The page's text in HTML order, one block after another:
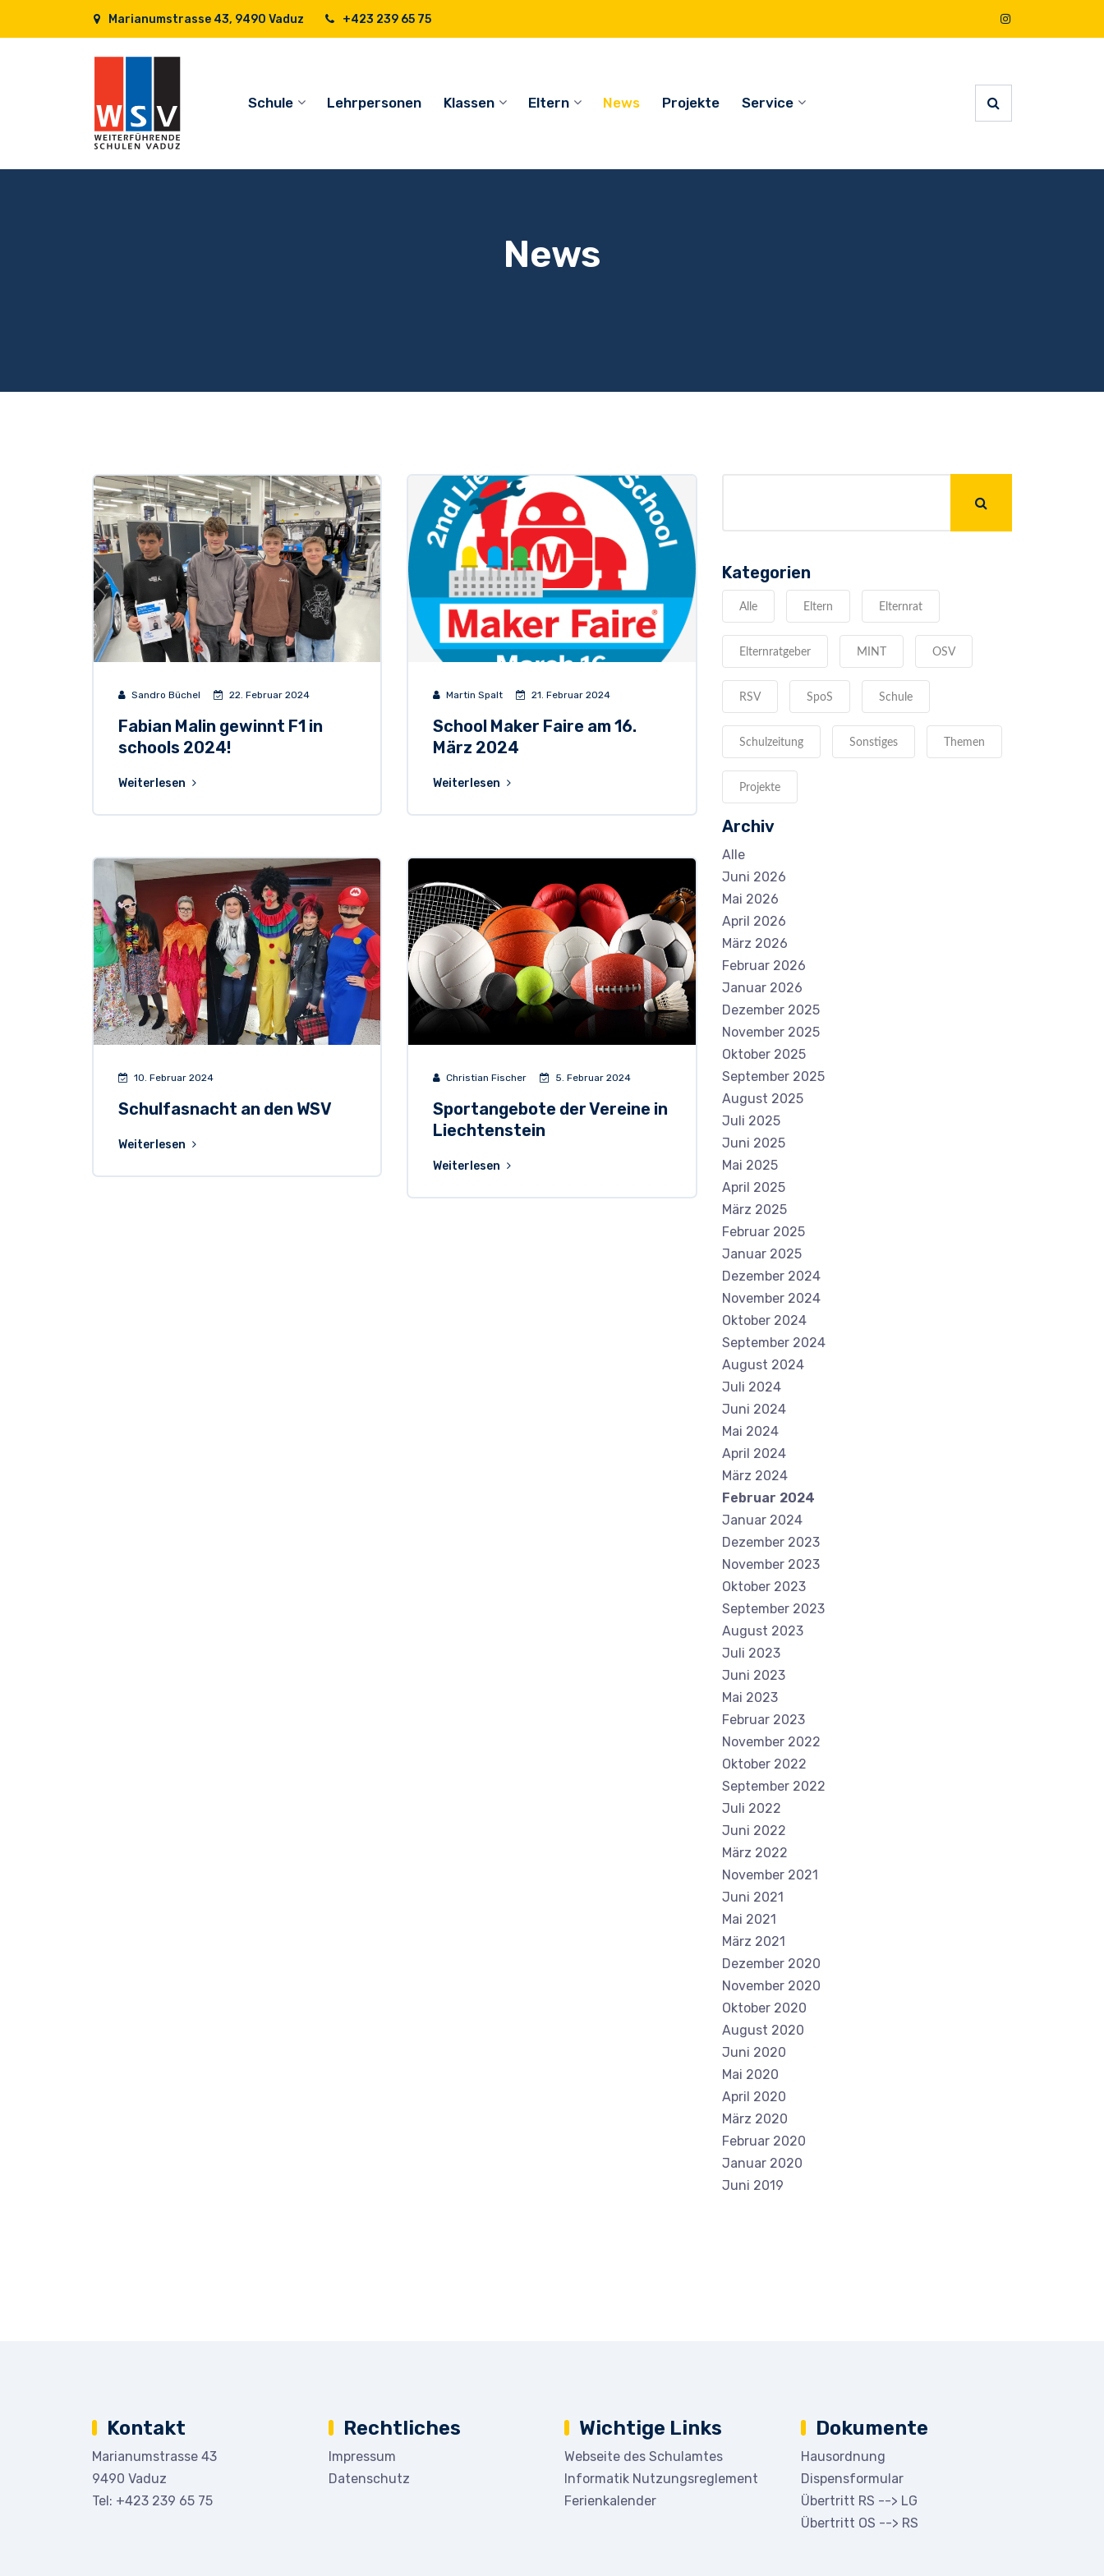
Marianumstrasse 43, 9490 Vaduz +423 239 65 75
Schule Lehrpersonen Klassen Eltern News Projekte Service
News
Sandro Büchel 22. Februar 2024
Fabian Malin gewinnt F1 in
schools 2024!
Weiterlesen
Martin Spalt 21. Februar 2024
School Maker Faire am 16.
März 2024
Weiterlesen
10. Februar 2024
Schulfasnacht an den WSV
Weiterlesen
Christian Fischer 5. Februar 2024
Sportangebote der Vereine in
Liechtenstein
Weiterlesen
Kategorien
Alle Eltern Elternrat
Elternratgeber MINT OSV
RSV SpoS Schule
Schulzeitung Sonstiges Themen
Projekte
Archiv
Alle
Juni 2026
Mai 2026
April 2026
März 2026
Februar 2026
Januar 2026
Dezember 2025
November 2025
Oktober 2025
September 2025
August 2025
Juli 2025
Juni 2025
Mai 2025
April 2025
März 2025
Februar 2025
Januar 2025
Dezember 2024
November 2024
Oktober 2024
September 2024
August 2024
Juli 2024
Juni 2024
Mai 2024
April 2024
März 2024
Februar 2024
Januar 2024
Dezember 2023
November 2023
Oktober 2023
September 2023
August 2023
Juli 2023
Juni 2023
Mai 2023
Februar 2023
November 2022
Oktober 2022
September 2022
Juli 2022
Juni 2022
März 2022
November 2021
Juni 2021
Mai 2021
März 2021
Dezember 2020
November 2020
Oktober 2020
August 2020
Juni 2020
Mai 2020
April 2020
März 2020
Februar 2020
Januar 2020
Juni 2019
Kontakt
Marianumstrasse 43
9490 Vaduz
Tel: +423 239 65 75
Rechtliches
Impressum
Datenschutz
Wichtige Links
Webseite des Schulamtes
Informatik Nutzungsreglement
Ferienkalender
Dokumente
Hausordnung
Dispensformular
Übertritt RS --> LG
Übertritt OS --> RS